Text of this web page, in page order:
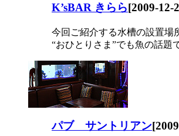
K’sBAR きらら[2009-12-
今回ご紹介する水槽の設置場
“おひとりさま”でも魚の話題
パブ サントリアン